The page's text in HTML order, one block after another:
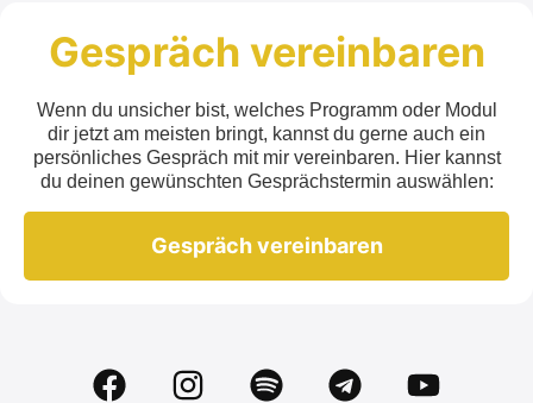
Gespräch vereinbaren
Wenn du unsicher bist, welches Programm oder Modul
dir jetzt am meisten bringt, kannst du gerne auch ein
persönliches Gespräch mit mir vereinbaren. Hier kannst
du deinen gewünschten Gesprächstermin auswählen:
Gespräch vereinbaren